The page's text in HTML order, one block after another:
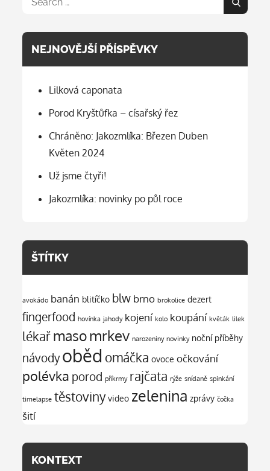
Search
NEJNOVĚJŠÍ PŘÍSPĚVKY
Lilková caponata
Porod Kryštůfka – císařský řez
Chráněno: Jakozmlíka: Březen Duben
Květen 2024
Už jsme čtyři!
Jakozmlíka: novinky po půl roce
ŠTÍTKY
avokádo banán blitíčko blw brno brokolice dezert
fingerfood hovínka jahody kojení kolo koupání květák lilek
lékařmasomrkev narozeniny novinky noční příběhy
návodyoběd omáčka ovoce očkování
polévka porod příkrmy rajčata rýže snídaně spinkání
timelapse těstoviny video zelenina zprávy čočka
šití
KONTEXT